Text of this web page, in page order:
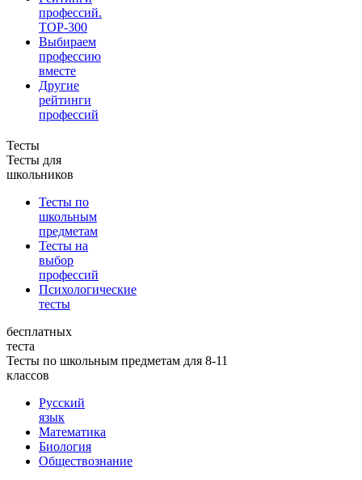
профессий.
TOP-300
Выбираем
профессию
вместе
Другие
рейтинги
профессий
Тесты
Тесты для
школьников
Тесты по
школьным
предметам
Тесты на
выбор
профессий
Психологические
тесты
бесплатных
теста
Тесты по школьным предметам для 8-11
классов
Русский
язык
Математика
Биология
Обществознание